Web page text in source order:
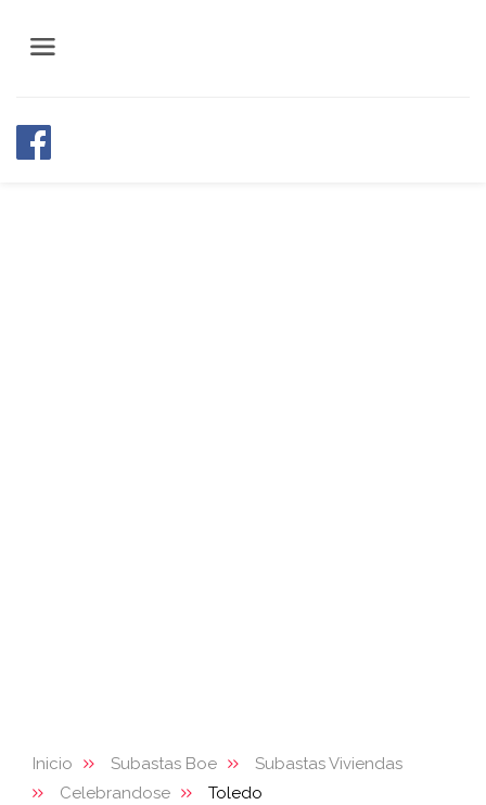
Inicio Subastas Boe
Subastas Viviendas
Celebrandose
Toledo